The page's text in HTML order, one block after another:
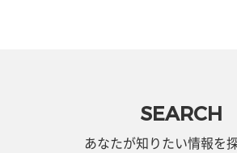
SEARCH
あなたが知りたい情報を